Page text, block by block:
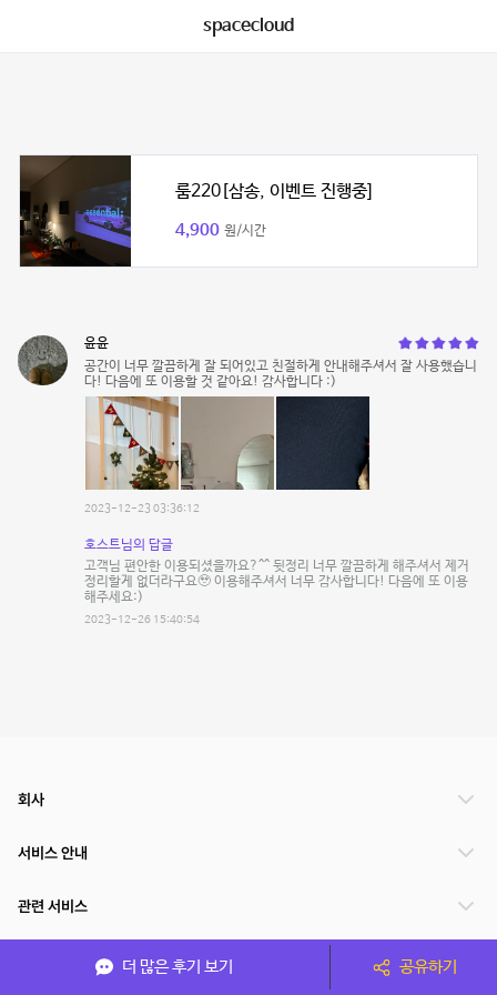
spacecloud
룸220[삼송, 이벤트 진행중]
4,900 원/시간
윤윤
공간이 너무 깔끔하게 잘 되어있고 친절하게 안내해주셔서 잘 사용했습니
다! 다음에 또 이용할 것 같아요! 감사합니다 :)
2023-12-23 03:36:12
호스트님의 답글
고객님 편안한 이용되셨을까요?^^ 뒷정리 너무 깔끔하게 해주셔서 제거
정리할게 없더라구요🥹 이용해주셔서 너무 감사합니다! 다음에 또 이용
해주세요:)
2023-12-26 15:40:54
더 많은 후기 보기 공유하기
회사
서비스 안내
관련 서비스